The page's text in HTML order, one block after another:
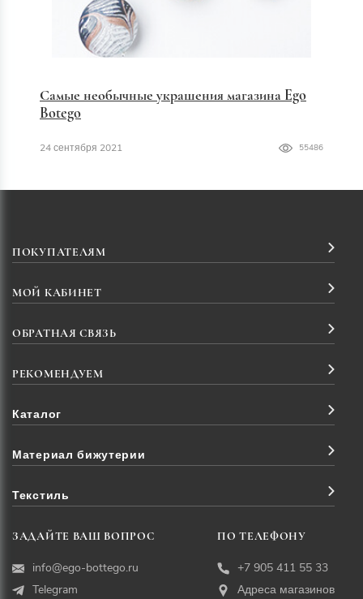
Самые необычные украшения магазина Ego
Botego
24 сентября 2021 55486
ПОКУПАТЕЛЯМ
МОЙ КАБИНЕТ
ОБРАТНАЯ СВЯЗЬ
РЕКОМЕНДУЕМ
Каталог
Материал бижутерии
Текстиль
ЗАДАЙТЕ ВАШ ВОПРОС
info@ego-bottego.ru
Telegram
ПО ТЕЛЕФОНУ
+7 905 411 55 33
Адреса магазинов